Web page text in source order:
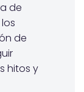
de
de
hitos y